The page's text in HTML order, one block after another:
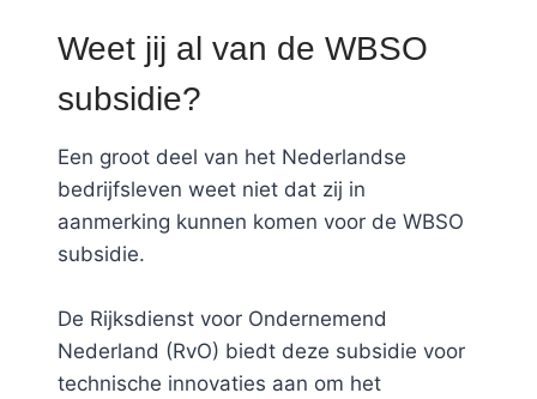
Weet jij al van de WBSO
subsidie?
Een groot deel van het Nederlandse
bedrijfsleven weet niet dat zij in
aanmerking kunnen komen voor de WBSO
subsidie.
De Rijksdienst voor Ondernemend
Nederland (RvO) biedt deze subsidie voor
technische innovaties aan om het